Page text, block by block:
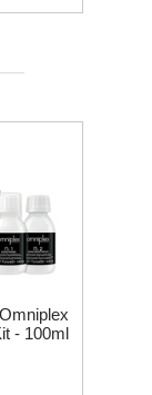
- 100ml